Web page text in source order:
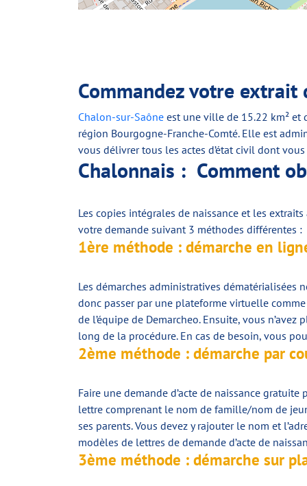
Commandez votre extrait
Chalon-sur-Saône est une ville de 15.22 km² et
région Bourgogne-Franche-Comté. Elle est
vous délivrer tous les actes d’état civil dont
Chalonnais : Comment
Les copies intégrales de naissance et les extraits
votre demande suivant 3 méthodes différentes :
1ère méthode : démarche en
Les démarches administratives dématérialisées
donc passer par une plateforme virtuelle
de l’équipe de Demarcheo. Ensuite, vous
long de la procédure. En cas de besoin, vous
2ème méthode : démarche par
Faire une demande d’acte de naissance
lettre comprenant le nom de famille/nom de
ses parents. Vous devez y rajouter le nom et
modèles de lettres de demande d’acte de
3ème méthode : démarche sur